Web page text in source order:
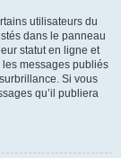
utilisateurs du
dans le panneau
statut en ligne et
les messages publiés
Si vous
qu’il publiera